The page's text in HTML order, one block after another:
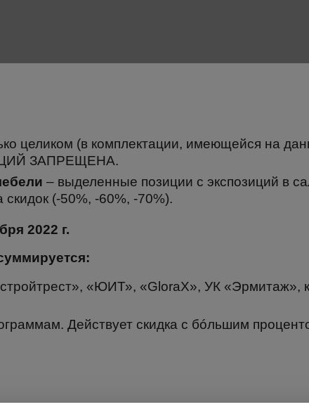
целиком (в комплектации, имеющейся на
ЗАПРЕЩЕНА.
– выделенные позиции с экспозиций в
(-50%, -60%, -70%).
2022 г.
«ЮИТ», «GloraX», УК «Эрмитаж»,
Действует скидка с бóльшим